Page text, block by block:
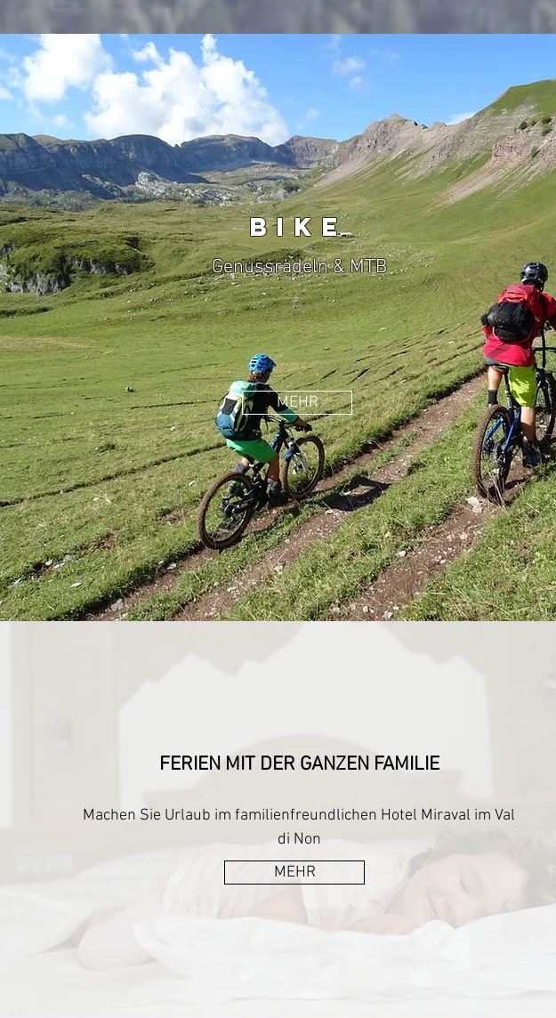
BIKE
Genussradeln & MTB
MEHR
FERIEN MIT DER GANZEN FAMILIE
Machen Sie Urlaub im familienfreundlichen Hotel Miraval im Val
di Non
MEHR